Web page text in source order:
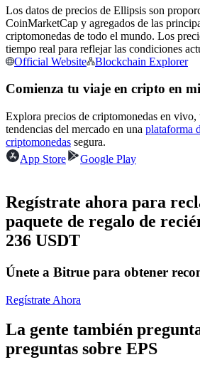
Copiar Trading
Únete a los mejores traders
Conviértete en un Trader de Copia
Disfruta del reparto de beneficios y
Los datos de precios de Ellipsis son
CoinMarketCap y agregados de las
criptomonedas de todo el mundo. Los
tiempo real para reflejar las condiciones
Official Website
Blockchain Explorer
Comienza tu viaje en cripto en
Explora precios de criptomonedas en
tendencias del mercado en una plataforma
criptomonedas segura.
App Store
Google Play
Regístrate ahora para
paquete de regalo de
236 USDT
Únete a Bitrue para obtener
Regístrate Ahora
La gente también
preguntas sobre EPS